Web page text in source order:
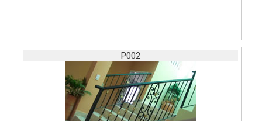
P002